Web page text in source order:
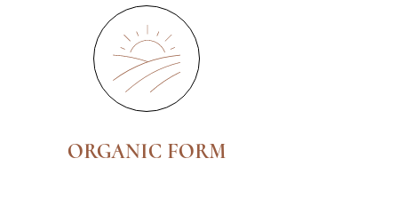
ORGANIC FORM